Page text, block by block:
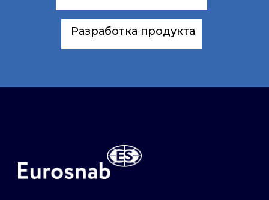
Разработка продукта